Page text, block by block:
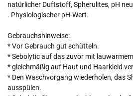
natürlicher Duftstoff, Spherulites, pH
. Physiologischer pH-Wert.
Gebrauchshinweise:
* Vor Gebrauch gut schütteln.
* Sebolytic auf das zuvor mit
* gleichmäßig auf Haut und Haarkleid
* Den Waschvorgang wiederholen, das
ausspülen.